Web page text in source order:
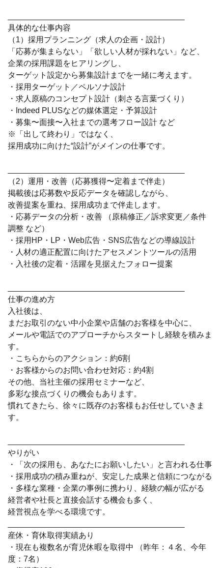
具体的な仕事内容
（1）採用プランニング（求人の企画・設計）
「応募が集まらない」「欲しい人材が採れない」など、
企業の採用課題をヒアリングし、
ターゲット設定から募集設計までを一緒に考えます。
・採用ターゲット／ペルソナ設計
・求人原稿のコンセプト設計（刺さる言葉づくり）
・Indeed PLUSなどの媒体選定・予算設計
・募集〜面接〜入社までの選考フロー設計 など
※「出して終わり」ではなく、
採用成功に向けた“設計”がメインの仕事です。
（2）運用・改善（応募獲得〜定着まで伴走）
掲載後は応募数や反応データを確認しながら、
改善提案を重ね、採用成功まで伴走します。
・応募データの分析・改善 （原稿修正／訴求変更／条件
調整 など）
・採用HP・LP・Web広告・SNS広告などの導線設計
・人材の適正配置に向けたアセスメントツールの活用
・入社後の定着・活躍を見据えたフォロー提案
仕事の進め方
入社後は、
まだお取引のない中小企業や店舗のお客様を中心に、
メールや電話でのアプローチからスタートし経験を積みま
す。
・こちらからのアクション：約6割
・お客様からのお問い合わせ対応：約4割
その他、当社主催の採用セミナーなど、
多彩な接点づくりの機会もあります。
慣れてきたら、徐々に既存のお客様もお任せしていきま
す。
やりがい
・「次の採用も、あなたにお願いしたい」と言われる仕事
・採用成功の積み重ねが、安定した成果と信頼につながる
・多様な業種・企業の事例に携わり、経験の幅が広がる
経営者や社長と直接会話する機会も多く、
経営視点を学べる環境です。
産休・育休取得実績あり
・現在も複数名が育児休暇を取得中 （昨年：４名、今年
度：7名）